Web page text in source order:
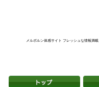
メルボルン体感サイト フレッシュな情報満載